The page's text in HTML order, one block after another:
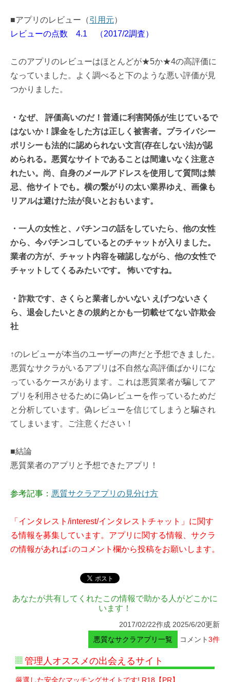
■アプリのレビュー（引用元）
レビューの点数 4.1 （2017/2調査）
このアプリのレビューはほとんどが★5か★4の高評価に
なっていました。よく調べると下のような悪い評価が見
つかりました。
・なぜ、 評価高いのだ！普通に利害関係が生じているで
はないか！課金をした方は正しく被害者。プライバシー
ポリシーも法的に認められない文言(存在しない法)が認
められる。悪質なサイトであることは間違いなく注意さ
れたい。尚、自身のメールアドレスを使用して質問は禁
忌、他サイトでも。横の繋がりの太い業界ゆえ、画像も
リアルは避けた法が良いとおもいます。
・一人の女性と、パチンコの話をしていたら、他の女性
から、今パチンコしているとのチャットが入りました。
業者の方が、チャット内容を確認しながら、他の女性で
チャットしてくるみたいです。 怖いですね。
・詐欺です、さくらと業者しかいない えげつないさく
ら、退会したいときの規約とかも一切載せてない詐欺会
社
↑のレビューが本当のユーザーの声だと予想できました。
悪質なサクラがいるアプリは不自然な高評価ばかりにな
っているケースがあります。これは悪質業者が騙してア
プリを利用させるために偽レビューを作っているためだ
と分析しています。偽レビューを信じてしまうと騙され
てしまいます。ご注意ください！
■結論
悪質業者のアプリと予想できたアプリ！
参考記事： 悪質サクラアプリの見分け方
「インタレスト/interest/インタレストチャット」に関す
る情報を募集しています。アプリに関する情報、サクラ
の情報があれば↓のコメント欄から投稿をお願いします。
あなたが共有してくれたこの情報で助かる人がどこかに
います！
2017/02/22作成 2025/6/20更新
悪質なサクラアプリ一覧
コメント3件
管理人オススメの出会えるサイト
厳選した安全なマッチングサイトです! R18【PR】